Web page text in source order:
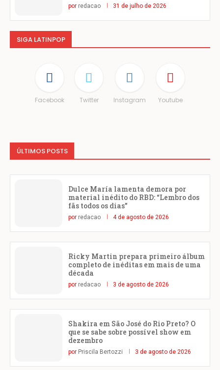
por redacao 31 de julho de 2026
SIGA LATINPOP
Facebook Twitter Instagram Youtube
ÚLTIMOS POSTS
Dulce María lamenta demora por
material inédito do RBD: “Lembro dos
fãs todos os dias”
por redacao 4 de agosto de 2026
Ricky Martin prepara primeiro álbum
completo de inéditas em mais de uma
década
por redacao 3 de agosto de 2026
Shakira em São José do Rio Preto? O
que se sabe sobre possível show em
dezembro
por Priscila Bertozzi 3 de agosto de 2026